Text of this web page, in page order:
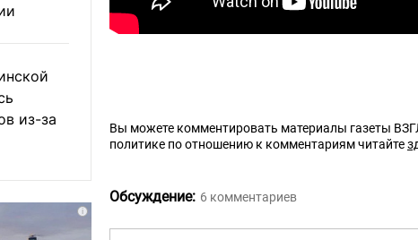
из-за
Вы можете комментировать материалы газеты
политике по отношению к комментариям читайте
Обсуждение: 6 комментариев